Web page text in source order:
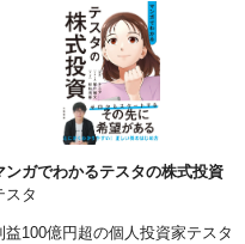
ンガでわかるテスタの株式投資
スタ
益100億円超の個人投資家テスタ